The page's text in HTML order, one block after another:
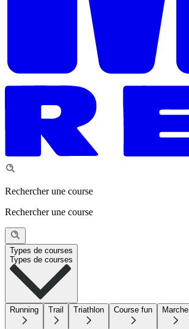
Rechercher une course
Rechercher une course
Types de courses
Types de courses
Running Trail Triathlon Course fun Marche